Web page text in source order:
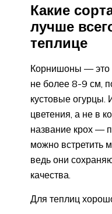
Какие
лучше
теплице
Корнишоны — это
не более 8-9 см,
кустовые огурцы.
цветения, а не в
название крох —
можно встретить
ведь они
качества.
Для теплиц